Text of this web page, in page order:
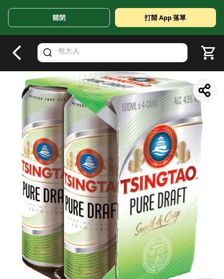
Valid Until 30 June 2026
關閉 打開 App 落單